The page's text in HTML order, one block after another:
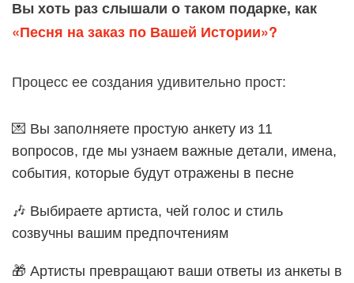
Вы хоть раз слышали о таком подарке, как
«Песня на заказ по Вашей Истории»?
Процесс ее создания удивительно прост:
💌 Вы заполняете простую анкету из 11
вопросов, где мы узнаем важные детали, имена,
события, которые будут отражены в песне
🎶 Выбираете артиста, чей голос и стиль
созвучны вашим предпочтениям
🎁 Артисты превращают ваши ответы из анкеты в